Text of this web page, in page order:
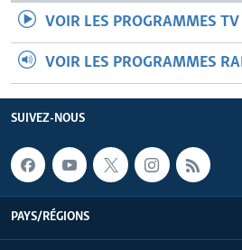
VOIR LES PROGRAMMES TV
VOIR LES PROGRAMMES
SUIVEZ-NOUS
PAYS/RÉGIONS